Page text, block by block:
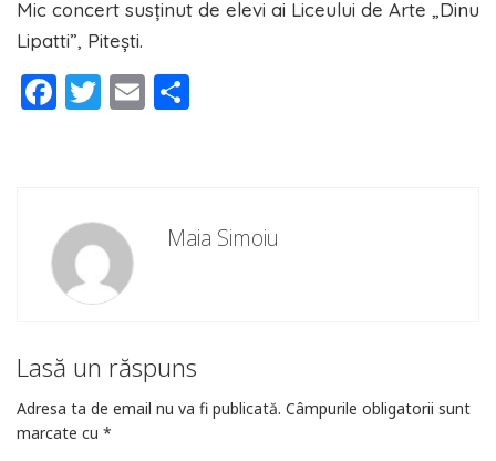
Mic concert susținut de elevi ai Liceului de Arte „Dinu
Lipatti”, Pitești.
Facebook
Twitter
Email
Maia Simoiu
Lasă un răspuns
Adresa ta de email nu va fi publicată. Câmpurile obligatorii sunt
marcate cu *